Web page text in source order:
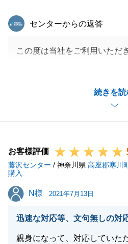
続きを読
東急リバブル
センターからの返答
この度は当社をご利用いただ
しい日々を過ごさせていただ
新居でご不明な点等ございま
下さい。
ら、お気軽にご相談下さいませ
今後とも宜しくお願い致しま
お客様評価
藤沢センター / 神奈川県 高座郡寒川
購入
N様
N様 2021年7月13日
迅速な対応等、文句無しの対
親身になって、対応していた